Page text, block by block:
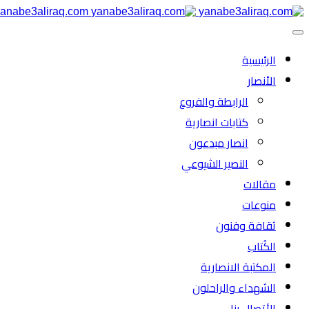
الرئیسية
الأنصار
الرابطة والفروع
كتابات انصارية
انصار مبدعون
النصیر الشیوعي
مقالات
منوعات
ثقافة وفنون
الكُتاب
المكتبة الانصارية
الشهداء والراحلون